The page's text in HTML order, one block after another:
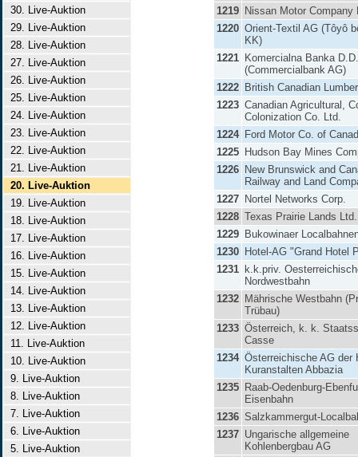
30. Live-Auktion
29. Live-Auktion
28. Live-Auktion
27. Live-Auktion
26. Live-Auktion
25. Live-Auktion
24. Live-Auktion
23. Live-Auktion
22. Live-Auktion
21. Live-Auktion
20. Live-Auktion
19. Live-Auktion
18. Live-Auktion
17. Live-Auktion
16. Live-Auktion
15. Live-Auktion
14. Live-Auktion
13. Live-Auktion
12. Live-Auktion
11. Live-Auktion
10. Live-Auktion
9. Live-Auktion
8. Live-Auktion
7. Live-Auktion
6. Live-Auktion
5. Live-Auktion
1219 Nissan Motor Company
1220 Orient-Textil AG (Tôyô
KK)
1221 Komercialna Banka D.D.
(Commercialbank AG)
1222 British Canadian
1223 Canadian Agricultural,
Colonization Co. Ltd.
1224 Ford Motor Co. of
1225 Hudson Bay Mines
1226 New Brunswick and
Railway and Land
1227 Nortel Networks Corp.
1228 Texas Prairie Lands Ltd.
1229 Bukowinaer
1230 Hotel-AG "Grand Hotel
1231 k.k.priv.
Nordwestbahn
1232 Mährische Westbahn
Trübau)
1233 Österreich, k. k.
Casse
1234 Österreichische AG der
Kuranstalten Abbazia
1235 Raab-Oedenburg-
Eisenbahn
1236 Salzkammergut-
1237 Ungarische allgemeine
Kohlenbergbau AG